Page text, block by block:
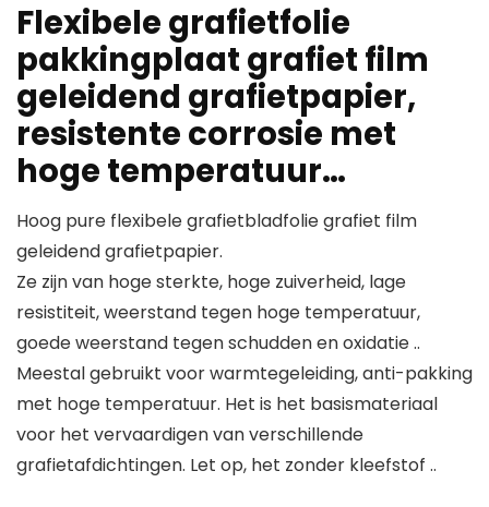
Flexibele grafietfolie
pakkingplaat grafiet film
geleidend grafietpapier,
resistente corrosie met
hoge temperatuur…
Hoog pure flexibele grafietbladfolie grafiet film
geleidend grafietpapier.
Ze zijn van hoge sterkte, hoge zuiverheid, lage
resistiteit, weerstand tegen hoge temperatuur,
goede weerstand tegen schudden en oxidatie ..
Meestal gebruikt voor warmtegeleiding, anti-pakking
met hoge temperatuur. Het is het basismateriaal
voor het vervaardigen van verschillende
grafietafdichtingen. Let op, het zonder kleefstof ..